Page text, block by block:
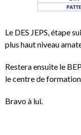
Le DES JEPS, étape
plus haut niveau
Restera ensuite le
le centre de
Bravo à lui.